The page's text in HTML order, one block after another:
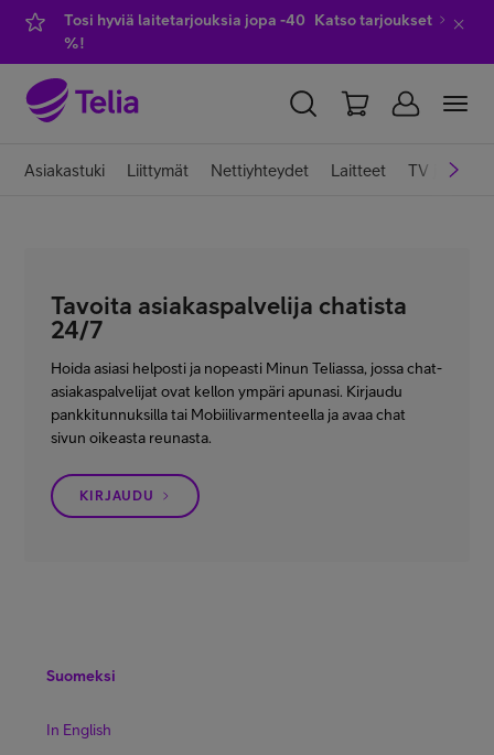
Tosi hyviä laitetarjouksia jopa -40
%!
Katso tarjoukset
YKSITYISILLE YRITYKSILLE WHOLESALE
Laitteet
TV ja viihde
Asiakastuki
EN SV
Asiakastuki Liittymät Nettiyhteydet Laitteet TV ja viihde
Tavoita asiakaspalvelija chatista
24/7
Hoida asiasi helposti ja nopeasti Minun Teliassa, jossa chat-
asiakaspalvelijat ovat kellon ympäri apunasi. Kirjaudu
pankkitunnuksilla tai Mobiilivarmenteella ja avaa chat
sivun oikeasta reunasta.
KIRJAUDU
Suomeksi
In English